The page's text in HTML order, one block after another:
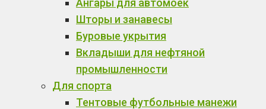
Ангары для автомоек
Шторы и занавесы
Буровые укрытия
Вкладыши для нефтяной
промышленности
Для спорта
Тентовые футбольные манежи